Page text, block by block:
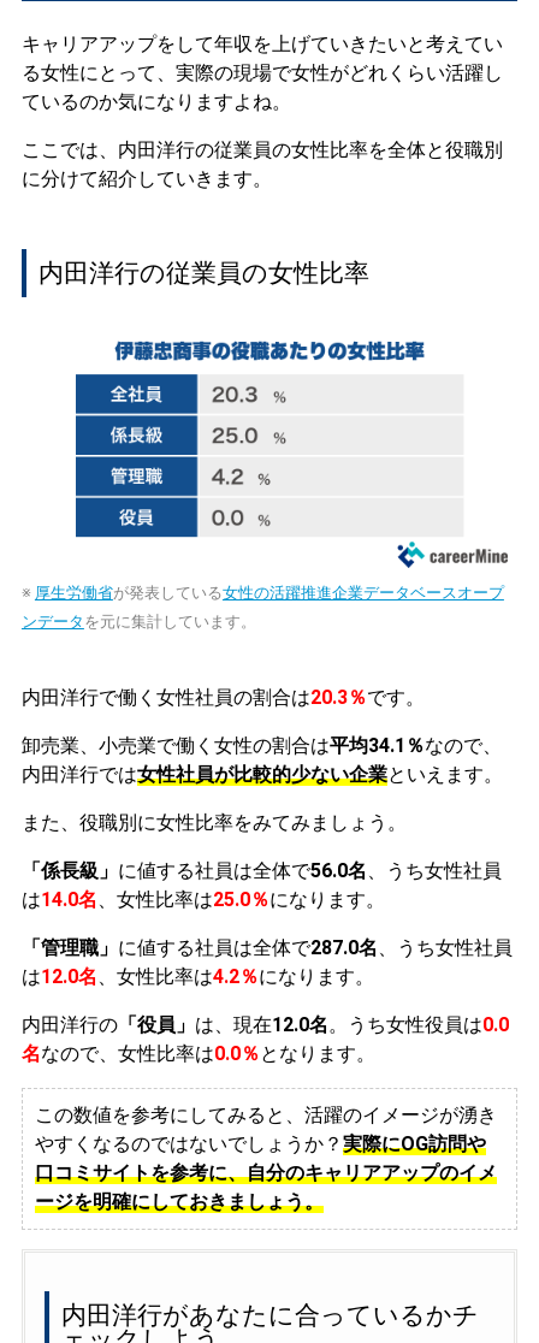
キャリアアップをして年収を上げていきたいと考えてい
る女性にとって、実際の現場で女性がどれくらい活躍し
ているのか気になりますよね。
ここでは、内田洋行の従業員の女性比率を全体と役職別
に分けて紹介していきます。
内田洋行の従業員の女性比率
※ 厚生労働省が発表している女性の活躍推進企業データベースオープ
ンデータ を元に集計しています。
内田洋行で働く女性社員の割合は20.3％です。
卸売業、小売業で働く女性の割合は平均34.1％なので、
内田洋行では女性社員が比較的少ない企業といえます。
また、役職別に女性比率をみてみましょう。
「係長級」 に値する社員は全体で56.0名 、うち女性社員
は14.0名 、女性比率は25.0％になります。
「管理職」 に値する社員は全体で287.0名 、うち女性社員
は12.0名 、女性比率は4.2％になります。
内田洋行の「役員」 は、現在12.0名。うち女性役員は0.0
名なので、女性比率は0.0％ となります。
この数値を参考にしてみると、活躍のイメージが湧き
やすくなるのではないでしょうか？ 実際にOG訪問や
口コミサイトを参考に、自分のキャリアアップのイメ
ージを明確にしておきましょう。
内田洋行があなたに合っているかチ